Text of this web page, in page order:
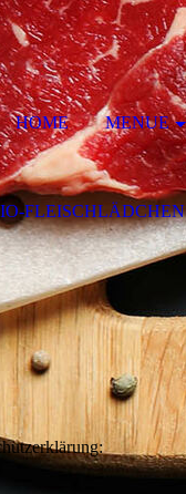
HOME MENUE
FLEISCHLÄDCHEN